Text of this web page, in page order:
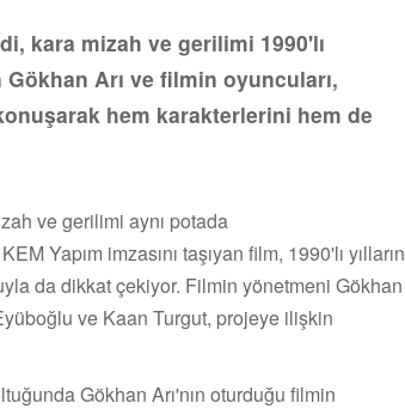
kara mizah ve gerilimi 1990'lı
Arı ve filmin oyuncuları,
hem karakterlerini hem de
ve gerilimi aynı potada
Yapım imzasını taşıyan film, 1990'lı yılların
da dikkat çekiyor. Filmin yönetmeni Gökhan
ve Kaan Turgut, projeye ilişkin
Gökhan Arı'nın oturduğu filmin